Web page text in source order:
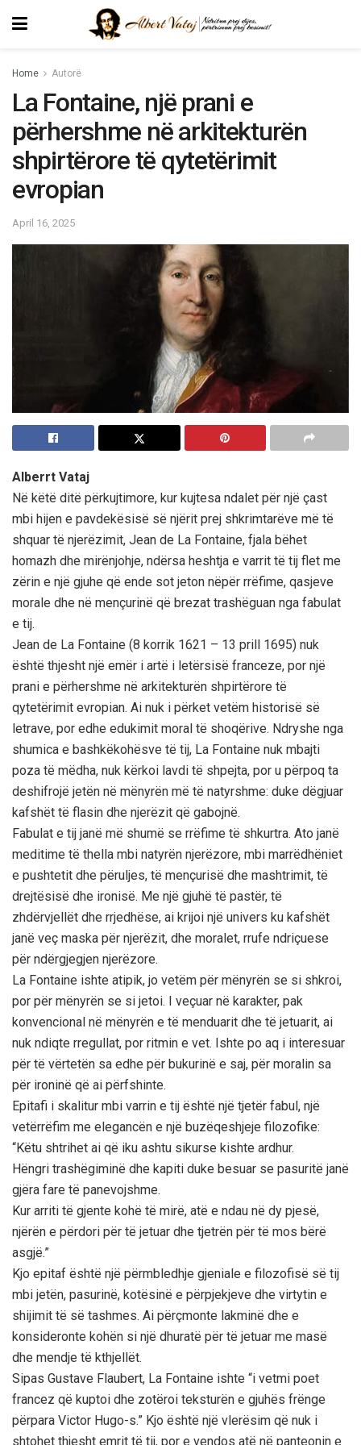
Home Autorë
La Fontaine, një prani e
përhershme në arkitekturën
shpirtërore të qytetërimit
evropian
April 16, 2025
Alberrt Vataj
Në këtë ditë përkujtimore, kur kujtesa ndalet për një çast
mbi hijen e pavdekësisë së njërit prej shkrimtarëve më të
shquar të njerëzimit, Jean de La Fontaine, fjala bëhet
homazh dhe mirënjohje, ndërsa heshtja e varrit të tij flet me
zërin e një gjuhe që ende sot jeton nëpër rrëfime, qasjeve
morale dhe në mençurinë që brezat trashëguan nga fabulat
e tij.
Jean de La Fontaine (8 korrik 1621 – 13 prill 1695) nuk
është thjesht një emër i artë i letërsisë franceze, por një
prani e përhershme në arkitekturën shpirtërore të
qytetërimit evropian. Ai nuk i përket vetëm historisë së
letrave, por edhe edukimit moral të shoqërive. Ndryshe nga
shumica e bashkëkohësve të tij, La Fontaine nuk mbajti
poza të mëdha, nuk kërkoi lavdi të shpejta, por u përpoq ta
deshifrojë jetën në mënyrën më të natyrshme: duke dëgjuar
kafshët të flasin dhe njerëzit që gabojnë.
Fabulat e tij janë më shumë se rrëfime të shkurtra. Ato janë
meditime të thella mbi natyrën njerëzore, mbi marrëdhëniet
e pushtetit dhe përuljes, të mençurisë dhe mashtrimit, të
drejtësisë dhe ironisë. Me një gjuhë të pastër, të
zhdërvjellët dhe rrjedhëse, ai krijoi një univers ku kafshët
janë veç maska për njerëzit, dhe moralet, rrufe ndriçuese
për ndërgjegjen njerëzore.
La Fontaine ishte atipik, jo vetëm për mënyrën se si shkroi,
por për mënyrën se si jetoi. I veçuar në karakter, pak
konvencional në mënyrën e të menduarit dhe të jetuarit, ai
nuk ndiqte rregullat, por ritmin e vet. Ishte po aq i interesuar
për të vërtetën sa edhe për bukurinë e saj, për moralin sa
për ironinë që ai përfshinte.
Epitafi i skalitur mbi varrin e tij është një tjetër fabul, një
vetërrëfim me elegancën e një buzëqeshjeje filozofike:
“Këtu shtrihet ai që iku ashtu sikurse kishte ardhur.
Hëngri trashëgiminë dhe kapiti duke besuar se pasuritë janë
gjëra fare të panevojshme.
Kur arriti të gjente kohë të mirë, atë e ndau në dy pjesë,
njërën e përdori për të jetuar dhe tjetrën për të mos bërë
asgjë.”
Kjo epitaf është një përmbledhje gjeniale e filozofisë së tij
mbi jetën, pasurinë, kotësinë e përpjekjeve dhe virtytin e
shijimit të së tashmes. Ai përçmonte lakminë dhe e
konsideronte kohën si një dhuratë për të jetuar me masë
dhe mendje të kthjellët.
Sipas Gustave Flaubert, La Fontaine ishte “i vetmi poet
francez që kuptoi dhe zotëroi teksturën e gjuhës frënge
përpara Victor Hugo-s.” Kjo është një vlerësim që nuk i
shtohet thjesht emrit të tij, por e vendos atë në panteonin e